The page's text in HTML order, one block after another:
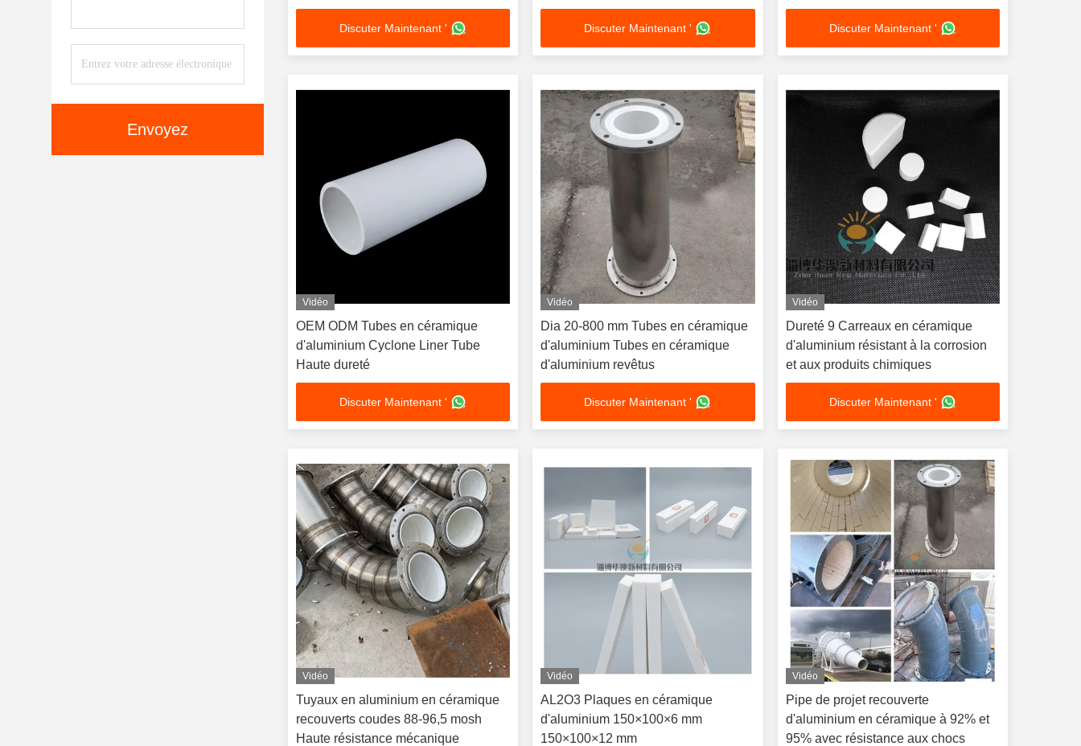
Envoyez
Discuter Maintenant ' Discuter Maintenant ' Discuter Maintenant '
Vidéo
OEM ODM Tubes en céramique
d'aluminium Cyclone Liner Tube
Haute dureté
Discuter Maintenant '
Vidéo
Dia 20-800 mm Tubes en céramique
d'aluminium Tubes en céramique
d'aluminium revêtus
Discuter Maintenant '
Vidéo
Dureté 9 Carreaux en céramique
d'aluminium résistant à la corrosion
et aux produits chimiques
Discuter Maintenant '
Vidéo
Tuyaux en aluminium en céramique
recouverts coudes 88-96,5 mosh
Haute résistance mécanique
Vidéo
AL2O3 Plaques en céramique
d'aluminium 150×100×6 mm
150×100×12 mm
Vidéo
Pipe de projet recouverte
d'aluminium en céramique à 92% et
95% avec résistance aux chocs